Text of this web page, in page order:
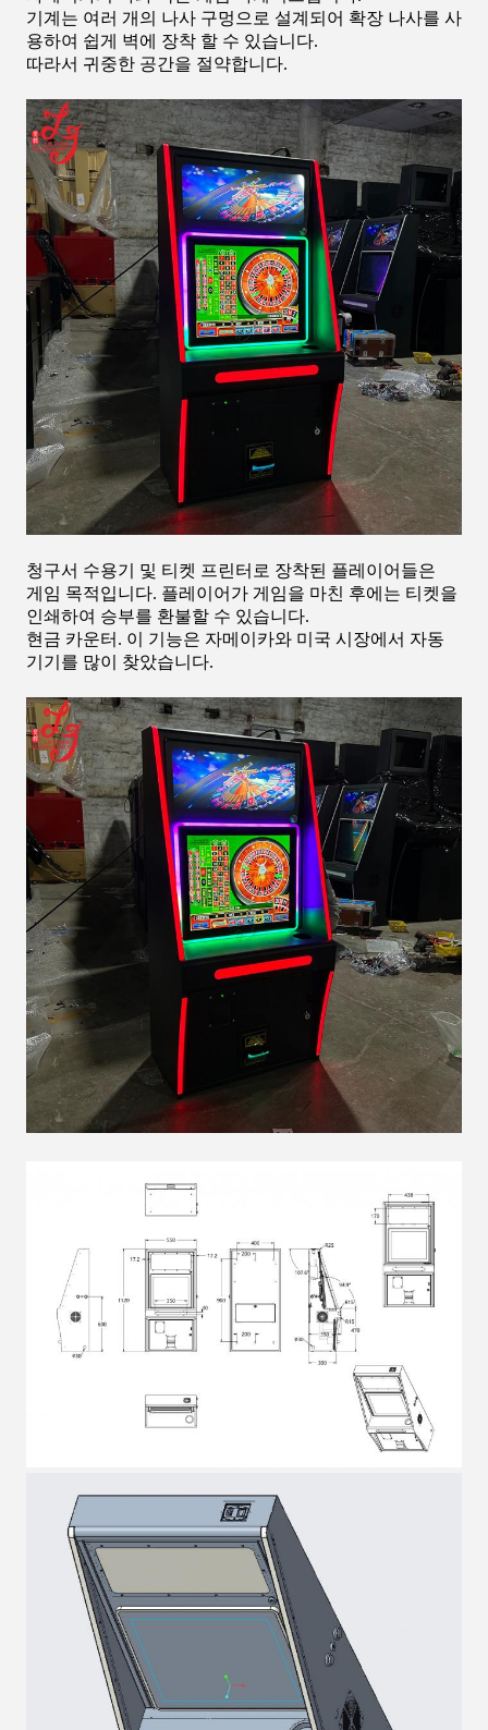
기계는 여러 개의 나사 구멍으로 설계되어 확장 나사를 사
용하여 쉽게 벽에 장착 할 수 있습니다.
따라서 귀중한 공간을 절약합니다.
청구서 수용기 및 티켓 프린터로 장착된 플레이어들은
게임 목적입니다. 플레이어가 게임을 마친 후에는 티켓을
인쇄하여 승부를 환불할 수 있습니다.
현금 카운터. 이 기능은 자메이카와 미국 시장에서 자동
기기를 많이 찾았습니다.